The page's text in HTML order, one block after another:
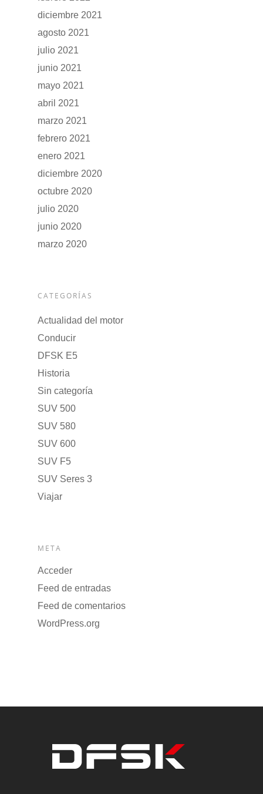
diciembre 2021
agosto 2021
julio 2021
junio 2021
mayo 2021
abril 2021
marzo 2021
febrero 2021
enero 2021
diciembre 2020
octubre 2020
julio 2020
junio 2020
marzo 2020
CATEGORÍAS
Actualidad del motor
Conducir
DFSK E5
Historia
Sin categoría
SUV 500
SUV 580
SUV 600
SUV F5
SUV Seres 3
Viajar
META
Acceder
Feed de entradas
Feed de comentarios
WordPress.org